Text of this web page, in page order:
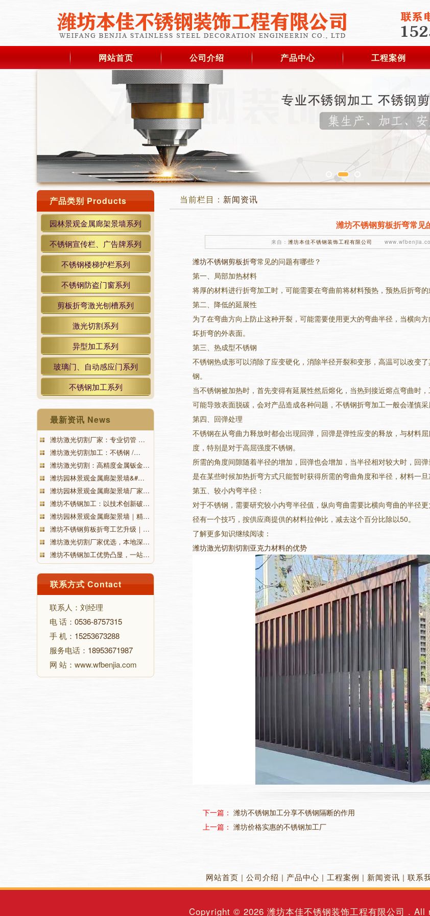
网站首页 公司介绍 产品中心 工程案例
1 2 3
产品类别 Products
园林景观金属廊架景墙系列
不锈钢宣传栏、广告牌系列
不锈钢楼梯护栏系列
不锈钢防盗门窗系列
剪板折弯激光刨槽系列
激光切割系列
异型加工系列
玻璃门、自动感应门系列
不锈钢加工系列
最新资讯 News
潍坊激光切割厂家：专业切管 …
潍坊激光切割加工：不锈钢 /…
潍坊激光切割：高精度金属钣金…
潍坊园林景观金属廊架景墙&#…
潍坊园林景观金属廊架景墙厂家…
潍坊不锈钢加工：以技术创新破…
潍坊园林景观金属廊架景墙｜精…
潍坊不锈钢剪板折弯工艺升级｜…
潍坊激光切割厂家优选，本地深…
潍坊不锈钢加工优势凸显，一站…
联系方式 Contact
联系人：刘经理
电 话： 0536-8757315
手 机： 15253673288
服务电话： 18953671987
网 站：www.wfbenjia.com
当前栏目： 新闻资讯
潍坊不锈钢剪板折弯常见
来自： 潍坊本佳不锈钢装饰工程有限公司
潍坊不锈钢剪板折弯常见的问题有哪些？
第一、局部加热材料
将厚的材料进行折弯加工时，可能需要在弯曲前将材料预热，预热后折弯的
第二、降低的延展性
为了在弯曲方向上防止这种开裂，可能需要使用更大的弯曲半径，当横向
坏折弯的外表面。
第三、热成型不锈钢
不锈钢热成形可以消除了应变硬化，消除半径开裂和变形，高温可以改变
钢。
当不锈钢被加热时，首先变得有延展性然后熔化，当热到接近熔点弯曲时
可能导致表面脱碳，会对产品造成各种问题，不锈钢折弯加工一般会谨慎采
第四、回弹处理
不锈钢在从弯曲力释放时都会出现回弹，回弹是弹性应变的释放，与材料
度，特别是对于高屈强度不锈钢。
所需的角度间隙随着半径的增加，回弹也会增加，当半径相对较大时，回
是在某些时候加热折弯方式只能暂时获得所需的弯曲角度和半径，材料一旦
第五、较小内弯半径：
对于不锈钢，需要研究较小内弯半径值，纵向弯曲需要比横向弯曲的半径
径有一个技巧，按供应商提供的材料拉伸比，减去这个百分比除以50。
了解更多知识继续阅读：
潍坊激光切割切割亚克力材料的优势
下一篇： 潍坊不锈钢加工分享不锈钢隔断的作用
上一篇： 潍坊价格实惠的不锈钢加工厂
网站首页 | 公司介绍 | 产品中心 | 工程案例 | 新闻资讯 | 联系
Copyright © 2026 潍坊本佳不锈钢装饰工程有限公司 . All